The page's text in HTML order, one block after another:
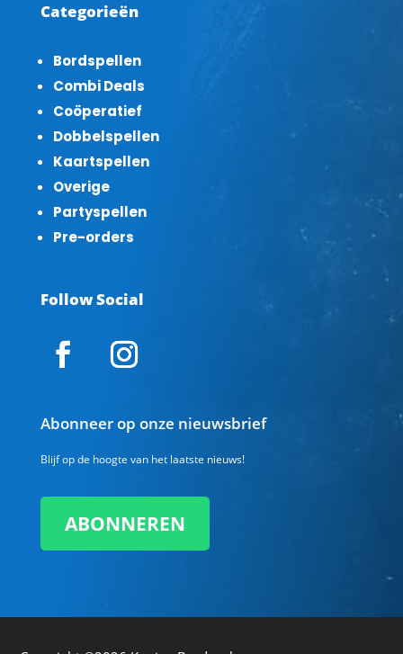
Categorieën
Bordspellen
Combi Deals
Coöperatief
Dobbelspellen
Kaartspellen
Overige
Partyspellen
Pre-orders
Follow Social
Abonneer op onze nieuwsbrief
Blijf op de hoogte van het laatste nieuws!
ABONNEREN